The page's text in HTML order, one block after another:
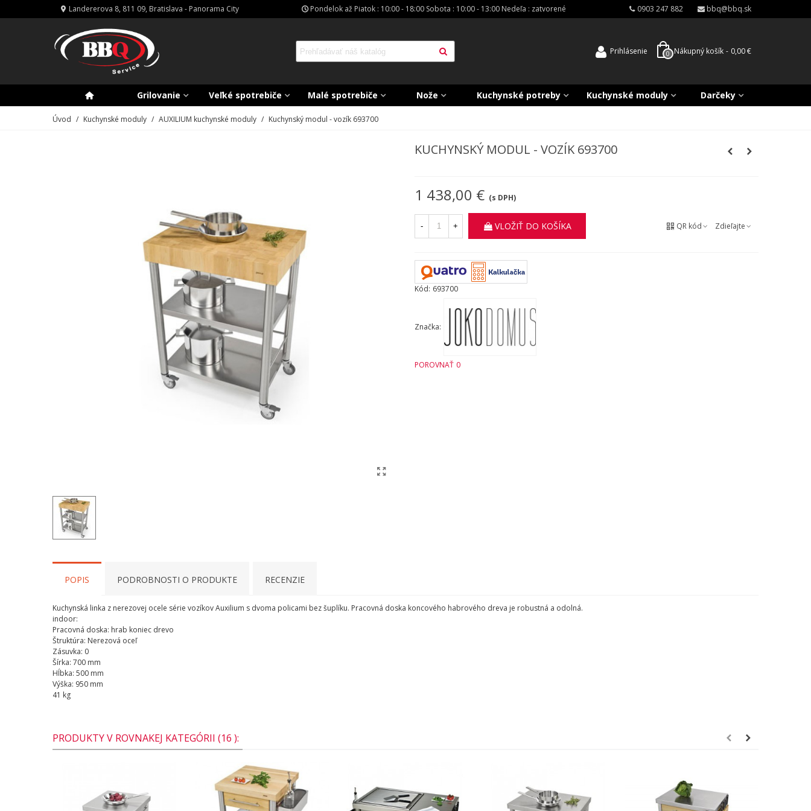
Landererova 8, 811 09, Bratislava - Panorama City Pondelok až Piatok : 10:00 - 18:00 Sobota : 10:00 - 13:00 Nedeľa : zatvorené 0903 247 882 bbq@bbq.sk
Prihlásenie 0 Nákupný košík - 0,00 €
Grilovanie Veľké spotrebiče Malé spotrebiče Nože Kuchynské potreby Kuchynské moduly Darčeky
Úvod / Kuchynské moduly / AUXILIUM kuchynské moduly / Kuchynský modul - vozík 693700
KUCHYNSKÝ MODUL - VOZÍK 693700
1 438,00 € (s DPH)
- + VLOŽIŤ DO KOŠÍKA QR kód Zdieľajte
Kód: 693700
Značka:
POROVNAŤ 0
POPIS PODROBNOSTI O PRODUKTE RECENZIE
Kuchynská linka z nerezovej ocele série vozíkovAuxilium s dvoma policami bezšuplíku. Pracovná doska koncového habrového dreva je robustná a odolná.
indoor:
Pracovná doska: hrab koniec drevo
Štruktúra: Nerezová oceľ
Zásuvka: 0
Šírka: 700 mm
Hĺbka: 500 mm
Výška: 950 mm
41 kg
PRODUKTY V ROVNAKEJ KATEGÓRII (16 ):